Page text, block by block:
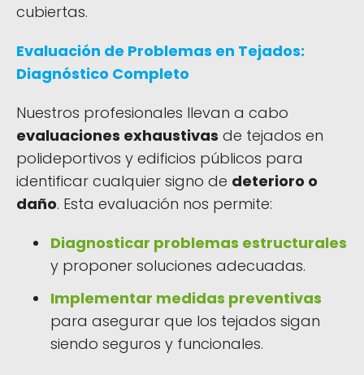
cubiertas.
Evaluación de Problemas en Tejados:
Diagnóstico Completo
Nuestros profesionales llevan a cabo
evaluaciones exhaustivas de tejados en
polideportivos y edificios públicos para
identificar cualquier signo de deterioro o
daño. Esta evaluación nos permite:
Diagnosticar problemas estructurales
y proponer soluciones adecuadas.
Implementar medidas preventivas
para asegurar que los tejados sigan
siendo seguros y funcionales.